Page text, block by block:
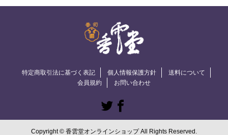
特定商取引法に基づく表記 個人情報保護方針
送料について
会員規約
お問い合わせ
Copyright © 香雲堂オンラインショップ All Rights Reserved.